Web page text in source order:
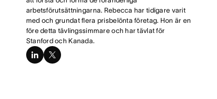
arbetsförutsättningarna. Rebecca har tidigare varit
med och grundat flera prisbelönta företag. Hon är en
före detta tävlingssimmare och har tävlat för
Stanford och Kanada.
linkedin
x-
twitter